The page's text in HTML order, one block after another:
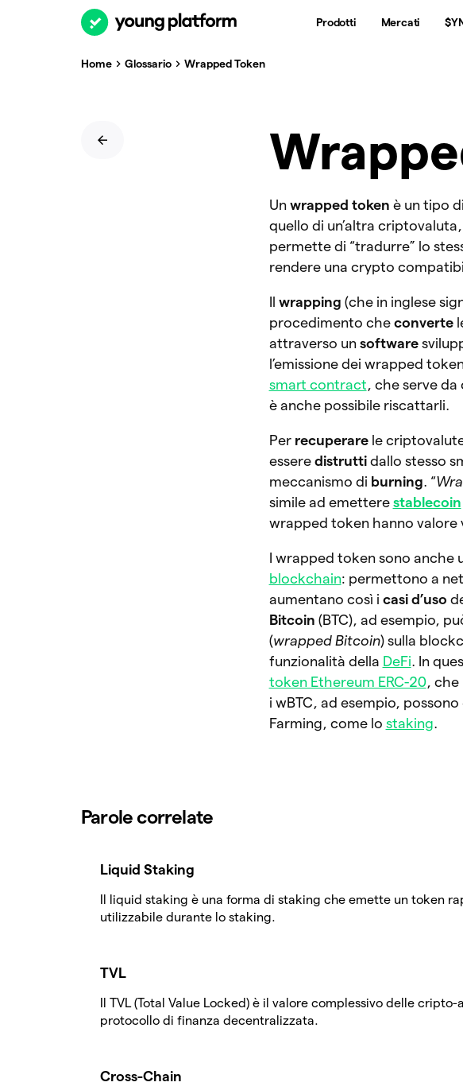
Prodotti Mercati
Home Glossario Wrapped Token
Un wrapped token è un tipo
quello di un’altra
permette di “tradurre” lo
rendere una crypto
Il wrapping (che in inglese
procedimento che converte
attraverso un software
l’emissione dei wrapped
smart contract, che serve
è anche possibile riscattarli.
Perrecuperare le
esseredistruttidallo stesso
meccanismo di burning. “
simile ad emettere stablecoin
wrapped token hanno valore
I wrapped token sono anche
blockchain: permettono a
aumentano così i casi d’uso
Bitcoin (BTC), ad esempio,
(wrapped Bitcoin) sulla
funzionalità della DeFi. In
token Ethereum ERC-20, che
i wBTC, ad esempio,
Farming, come lo staking.
Parole correlate
Liquid Staking
Il liquid staking è una forma di staking che emette un token
utilizzabile durante lo staking.
TVL
Il TVL (Total Value Locked) è il valore complessivo delle
protocollo di finanza decentralizzata.
Cross-Chain